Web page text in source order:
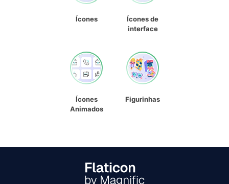
Ícones
Ícones de
interface
Ícones
Animados
Figurinhas